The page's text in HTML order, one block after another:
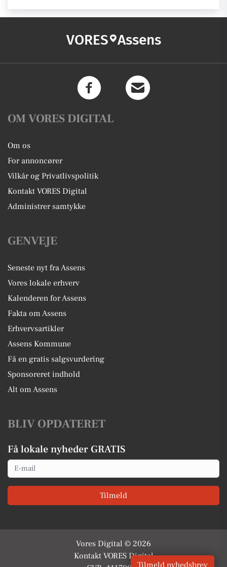
VORES Assens
OM VORES DIGITAL
Om os
For annoncører
Vilkår og Privatlivspolitik
Kontakt VORES Digital
Administrer samtykke
GENVEJE
Seneste nyt fra Assens
Vores lokale erhverv
Kalenderen for Assens
Fakta om Assens
Erhvervsartikler
Assens Kommune
Få en gratis salgsvurdering
Sponsoreret indhold
Alt om Assens
BLIV OPDATERET
Få lokale nyheder GRATIS
Email
Tilmeld
Vores Digital © 2026
Kontakt VORES Digital
Tilmeld nyhedsbrev